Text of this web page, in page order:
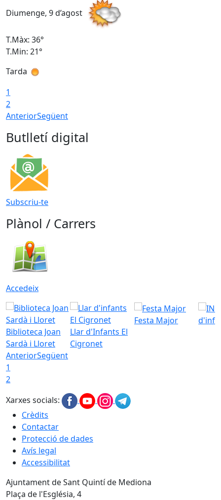
Diumenge, 9 d’agost
T.Màx: 36°
T.Min: 21°
Tarda
1
2
AnteriorSegüent
Butlletí digital
Subscriu-te
Plànol / Carrers
Accedeix
Biblioteca Joan
Sardà i Lloret
Llar d'Infants El
Cigronet
Festa Major
AnteriorSegüent
1
2
Xarxes socials:
Crèdits
Contactar
Protecció de dades
Avís legal
Accessibilitat
Ajuntament de Sant Quintí de Mediona
Plaça de l'Església, 4